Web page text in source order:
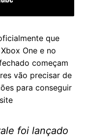
que
One e no
começam
vão precisar de
para conseguir
foi lançado